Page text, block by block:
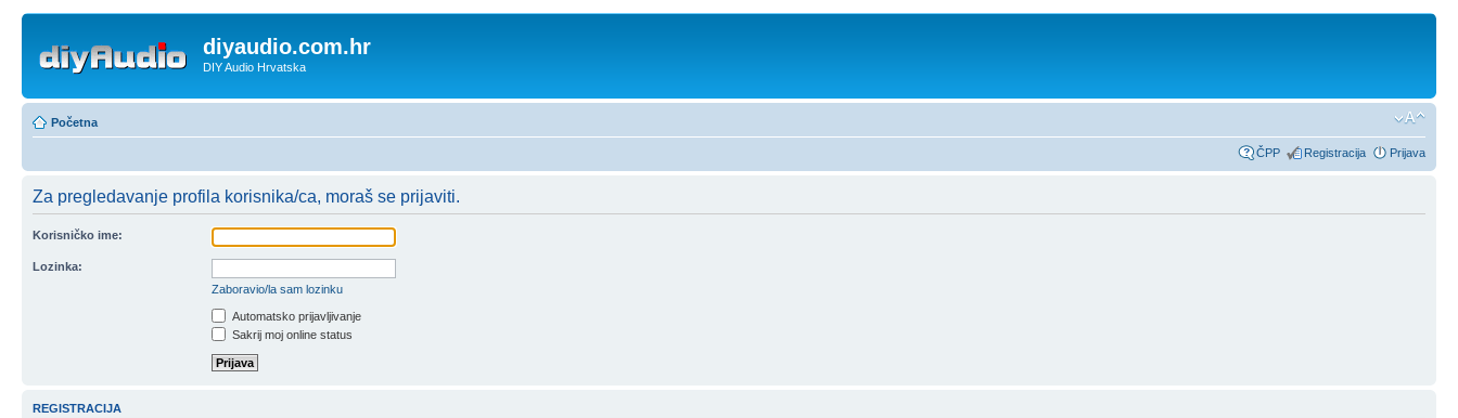
diyaudio.com.hr
DIY Audio Hrvatska
Početna
ČPP Registracija Prijava
Za pregledavanje profila korisnika/ca, moraš se prijaviti.
Korisničko ime:
Lozinka:
Zaboravio/la sam lozinku
Automatsko prijavljivanje
Sakrij moj online status
REGISTRACIJA